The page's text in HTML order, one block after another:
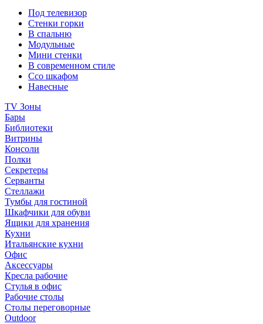
Под телевизор
Стенки горки
В спальню
Модульные
Мини стенки
В современном стиле
Ссо шкафом
Навесные
TV Зоны
Бары
Библиотеки
Витрины
Консоли
Полки
Секретеры
Серванты
Стеллажи
Тумбы для гостиной
Шкафчики для обуви
Ящики для хранения
Кухни
Итальянские кухни
Офис
Аксессуары
Кресла рабочие
Стулья в офис
Рабочие столы
Столы переговорные
Outdoor